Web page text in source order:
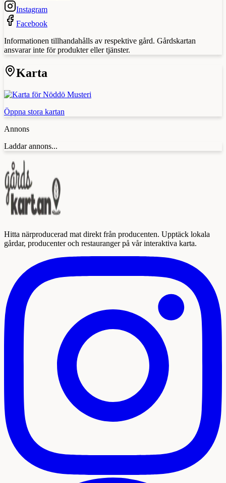
Instagram
Facebook
Informationen tillhandahålls av respektive gård. Gårdskartan
ansvarar inte för produkter eller tjänster.
Karta
Öppna stora kartan
Annons
Laddar annons...
Hitta närproducerad mat direkt från producenten. Upptäck lokala
gårdar, producenter och restauranger på vår interaktiva karta.